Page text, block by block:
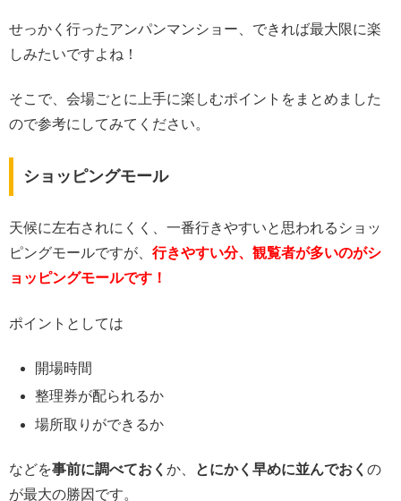
せっかく行ったアンパンマンショー、できれば最大限に楽
しみたいですよね！
そこで、会場ごとに上手に楽しむポイントをまとめました
ので参考にしてみてください。
ショッピングモール
天候に左右されにくく、一番行きやすいと思われるショッ
ピングモールですが、 行きやすい分、観覧者が多いのがシ
ョッピングモールです！
ポイントとしては
開場時間
整理券が配られるか
場所取りができるか
などを事前に調べておく か、 とにかく早めに並んでおく の
が最大の勝因です。